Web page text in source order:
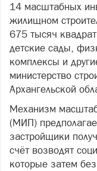
14 масштабных
жилищном
675 тысяч
детские сады,
комплексы и
министерство
Архангельской
Механизм
(МИП)
застройщики
счёт возводят
которые затем